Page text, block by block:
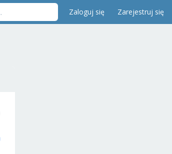
Zaloguj się Zarejestruj się